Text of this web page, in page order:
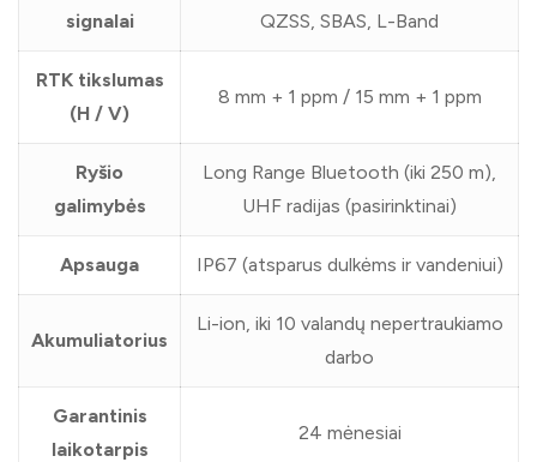
signalai
QZSS, SBAS, L-Band
RTK tikslumas
(H / V)
8 mm + 1 ppm / 15 mm + 1 ppm
Ryšio
galimybės
Long Range Bluetooth (iki 250 m),
UHF radijas (pasirinktinai)
Apsauga IP67 (atsparus dulkėms ir vandeniui)
Akumuliatorius
Li-ion, iki 10 valandų nepertraukiamo
darbo
Garantinis
laikotarpis
24 mėnesiai